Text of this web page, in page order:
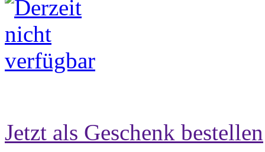
Jetzt als Geschenk bestellen